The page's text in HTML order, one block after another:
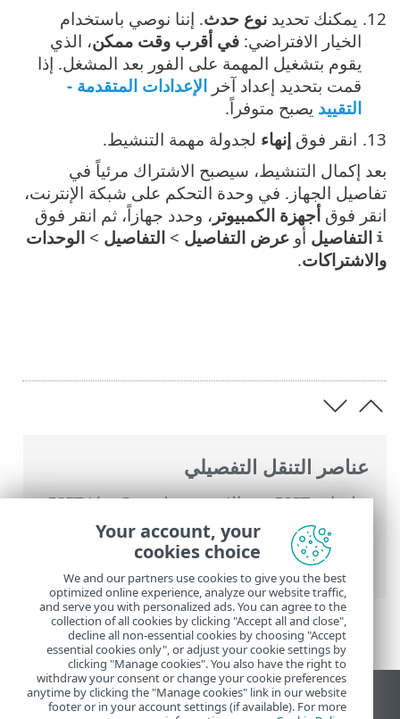
عناصر التنقل التفصيلي
تعليمات ESET عبر الإنترنت >
ESET LiveGuard
Advanced
تمكين ESET LiveGuard
Advanced
> تمكين ESET LiveGuard
Advanced بالتزامن مع تثبيت تطبيق ESET
يمكنك تحديد نوع حدث. إننا نوصي باستخدام
الخيار الافتراضي: في أقرب وقت ممكن، الذي
يقوم بتشغيل المهمة على الفور بعد المشغل. إذا
قمت بتحديد إعداد آخر ‎ الإعدادات المتقدمة -
التقييد يصبح متوفراً.
انقر فوق إنهاء لجدولة مهمة التنشيط.
بعد إكمال التنشيط، سيصبح الاشتراك مرئياً في
تفاصيل الجهاز. في وحدة التحكم على شبكة الإنترنت،
انقر فوق أجهزة الكمبيوتر ، وحدد جهازاً، ثم انقر فوق
التفاصيل أو عرض التفاصيل > التفاصيل > الوحدات
والاشتراكات.
عرض موقع سطح المكتب
Your account, your
cookies choice
We and our partners use cookies to give you the best
optimized online experience, analyze our website traffic,
and serve you with personalized ads. You can agree to the
collection of all cookies by clicking "Accept all and close",
decline all non-essential cookies by choosing "Accept
essential cookies only", or adjust your cookie settings by
clicking "Manage cookies". You also have the right to
withdraw your consent or change your cookie preferences
anytime by clicking the "Manage cookies" link in our website
footer or in your account settings (if available). For more